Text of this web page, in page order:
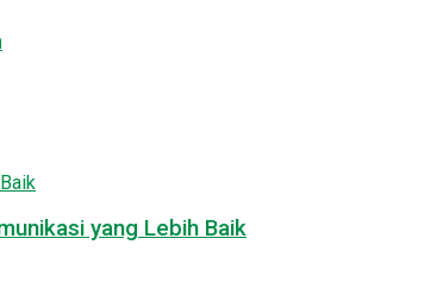
yang Lebih Baik